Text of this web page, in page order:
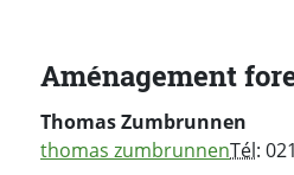
Aménagement
Thomas Zumbrunnen
thomas zumbrunnenTél: